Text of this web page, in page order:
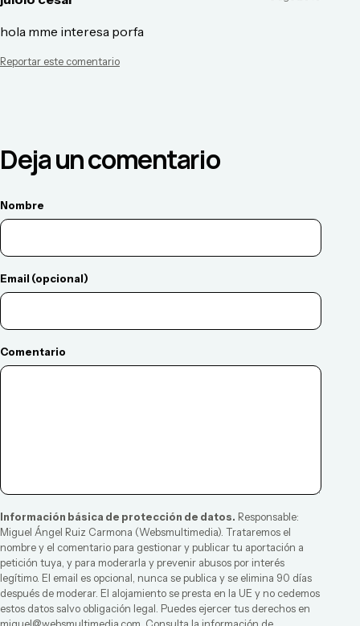
hola mme interesa porfa
Reportar este comentario
Deja un comentario
Nombre
Email (opcional)
Comentario
Información básica de protección de datos. Responsable:
Miguel Ángel Ruiz Carmona (Websmultimedia). Trataremos el
nombre y el comentario para gestionar y publicar tu aportación a
petición tuya, y para moderarla y prevenir abusos por interés
legítimo. El email es opcional, nunca se publica y se elimina 90 días
después de moderar. El alojamiento se presta en la UE y no cedemos
estos datos salvo obligación legal. Puedes ejercer tus derechos en